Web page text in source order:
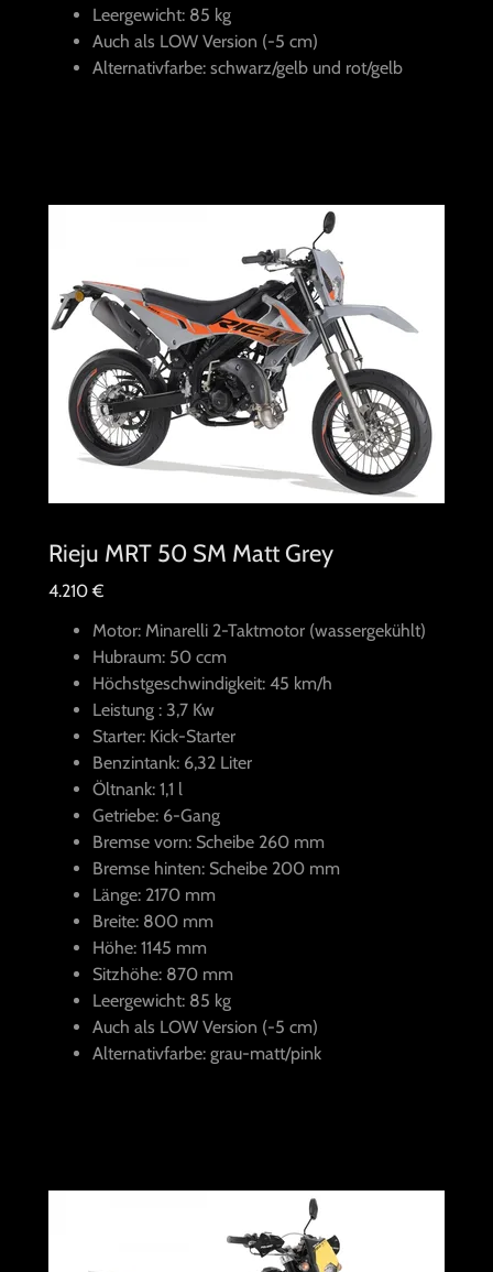
Leergewicht: 85 kg
Auch als LOW Version (-5 cm)
Alternativfarbe: schwarz/gelb und rot/gelb
Rieju MRT 50 SM Matt Grey
4.210 €
Motor: Minarelli 2-Taktmotor (wassergekühlt)
Hubraum: 50 ccm
Höchstgeschwindigkeit: 45 km/h
Leistung : 3,7 Kw
Starter: Kick-Starter
Benzintank: 6,32 Liter
Öltnank: 1,1 l
Getriebe: 6-Gang
Bremse vorn: Scheibe 260 mm
Bremse hinten: Scheibe 200 mm
Länge: 2170 mm
Breite: 800 mm
Höhe: 1145 mm
Sitzhöhe: 870 mm
Leergewicht: 85 kg
Auch als LOW Version (-5 cm)
Alternativfarbe: grau-matt/pink